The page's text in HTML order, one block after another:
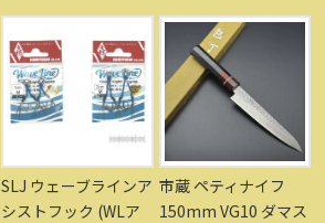
SLJ ウェーブラインア
シストフック (WLア
市蔵 ペティナイフ
150mm VG10 ダマス